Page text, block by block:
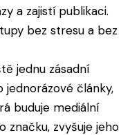
a zajistí publikaci.
bez stresu a bez
jednu zásadní
jednorázové články,
buduje mediální
značku, zvyšuje jeho